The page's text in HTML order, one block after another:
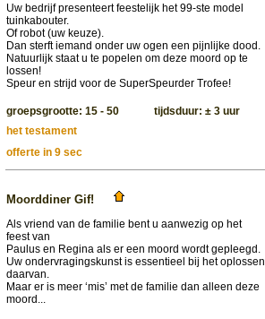
Uw bedrijf presenteert feestelijk het 99-ste model
tuinkabouter.
Of robot (uw keuze).
Dan sterft iemand onder uw ogen een pijnlijke dood.
Natuurlijk staat u te popelen om deze moord op te
lossen!
Speur en strijd voor de SuperSpeurder Trofee!
groepsgrootte: 15 - 50 tijdsduur: ± 3 uur
het testament
offerte in 9 sec
Moorddiner Gif!
Als vriend van de familie bent u aanwezig op het
feest van
Paulus en Regina als er een moord wordt gepleegd.
Uw ondervragingskunst is essentieel bij het oplossen
daarvan.
Maar er is meer ‘mis’ met de familie dan alleen deze
moord...